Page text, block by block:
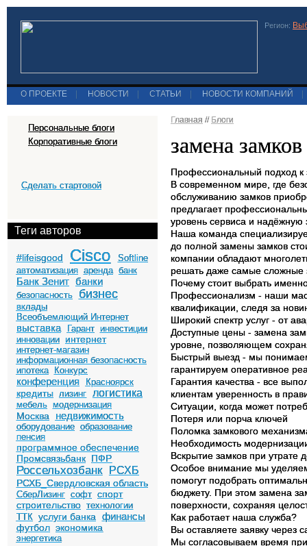
Регион:
О ПРОЕКТЕ НОВОСТИ СТАТЬИ НОВОСТИ КОМПАНИЙ
Персональные блоги
Корпоративные блоги
Сделать стартовой
Теги авторов
#lifeisgood Cisco
Softline
автоматизация аренда банк
Банк Зенит банки
безопасность бизнес
вклады
Всеобъемлющий Интернет
выставка Гарант инвестиции
инновации
интернет
интернет-магазин
информационная безопасность
ипотека
Конкурс
конференция Красноярск
кредиты лизинг логистика
мебель модернизация
Москва недвижимость
оборудование образование
пенсия
программное обеспечение
Промсвязьбанк ПФР
Россельхозбанк РСХБ
РСХБ_Свердловская область
СберЛизинг софт спорт
строительство технологии
ТТК услуги банка финансы
футбол экономика
энергетика
Главная // Блоги
замена
Профессиональный подход
В современном мире, где
обслуживанию замков
предлагает
уровень сервиса и
Наша команда
до полной замены замков
компании обладают
решать даже самые сложные
Почему стоит выбрать
Профессионализм - наши
квалификации, следя за
Широкий спектр услуг - от
Доступные цены - замена
уровне, позволяющем
Быстрый выезд - мы
гарантируем оперативное
Гарантия качества - все
клиентам уверенность в
Ситуации, когда может
Потеря или порча ключей
Поломка замкового
Необходимость
Вскрытие замков при утрате
Особое внимание мы
помогут подобрать
бюджету. При этом замена
поверхности, сохраняя
Как работает наша служба?
Вы оставляете заявку через
Мы согласовываем время